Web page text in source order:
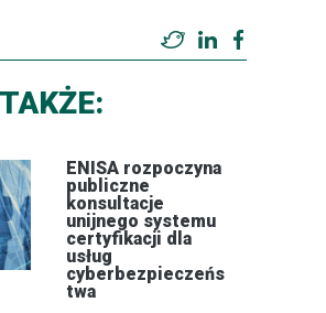
TwitterLinkedIn
ENISA rozpoczyna
publiczne
konsultacje
unijnego systemu
certyfikacji dla
usług
cyberbezpieczeńs
twa